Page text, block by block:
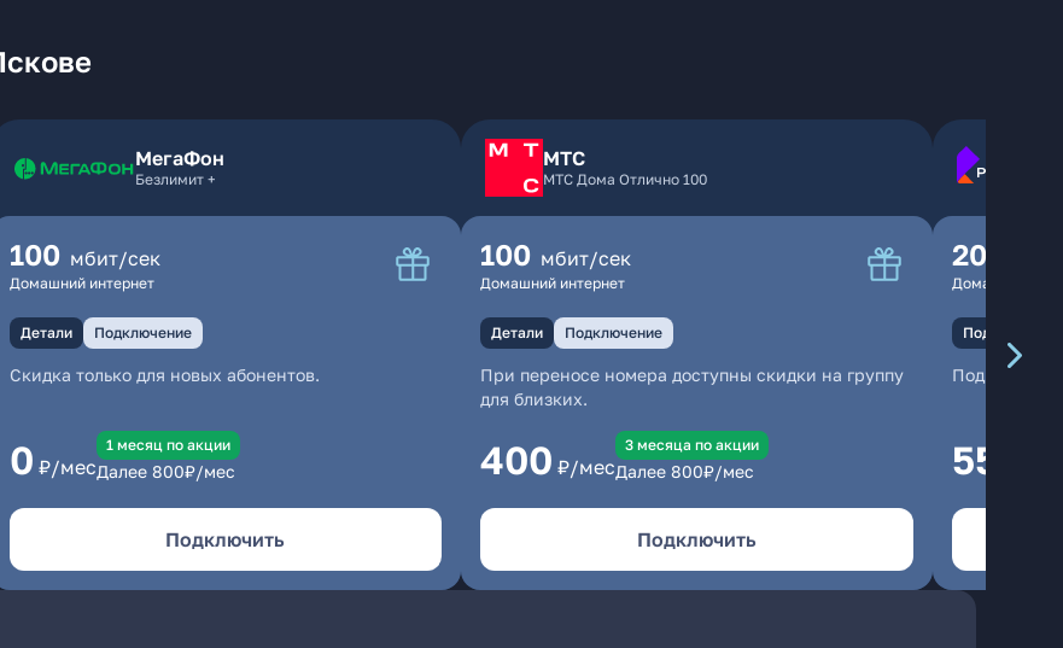
МегаФон
Безлимит +
100 мбит/сек
Домашний интернет
Детали Подключение
Скидка только для новых абонентов.
0 ₽/мес
1 месяц по акции
Далее 800₽/мес
Подключить
МТС
МТС Дома Отлично 100
100 мбит/сек
Домашний интернет
Детали Подключение
При переносе номера доступны скидки на группу
для близких.
400 ₽/мес
3 месяцa по акции
Далее 800₽/мес
Подключить
200
Домашний
Подключение
550